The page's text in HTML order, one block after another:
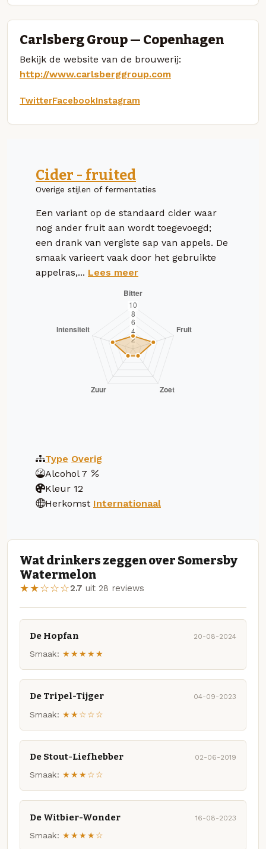
Carlsberg Group — Copenhagen
Bekijk de website van de brouwerij:
http://www.carlsberggroup.com
TwitterFacebookInstagram
Cider - fruited
Overige stijlen of fermentaties
Een variant op de standaard cider waar
nog ander fruit aan wordt toegevoegd;
een drank van vergiste sap van appels. De
smaak varieert vaak door het gebruikte
appelras,... Lees meer
Type Overig
Alcohol 7
Kleur 12
Herkomst Internationaal
Wat drinkers zeggen over Somersby
Watermelon
★★☆☆☆2.7 uit 28 reviews
De Hopfan 20-08-2024
Smaak: ★★★★★
De Tripel-Tijger 04-09-2023
Smaak: ★★☆☆☆
De Stout-Liefhebber 02-06-2019
Smaak: ★★★☆☆
De Witbier-Wonder 16-08-2023
Smaak: ★★★★☆